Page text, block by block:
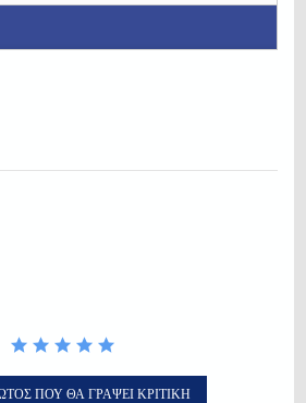
ΠΟΥ ΘΑ ΓΡΆΨΕΙ ΚΡΙΤΙΚΉ